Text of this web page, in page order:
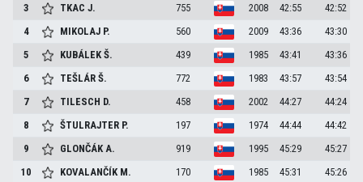
3
TKACJ. 755 2008 42:55
42:52
4
MIKOLAJ P. 560 2009 43:36
43:30
5
KUBÁLEKŠ. 439 1985 43:41
43:36
6
TEŠLÁRŠ. 772 1983 43:57
43:54
7
TILESCH D. 458 2002 44:27
44:24
8
ŠTULRAJTER P. 197 1974 44:44
44:42
9
GLONČÁKA. 919 1995 45:29
45:27
10
KOVALANČÍK M. 170 1985 45:31
45:26